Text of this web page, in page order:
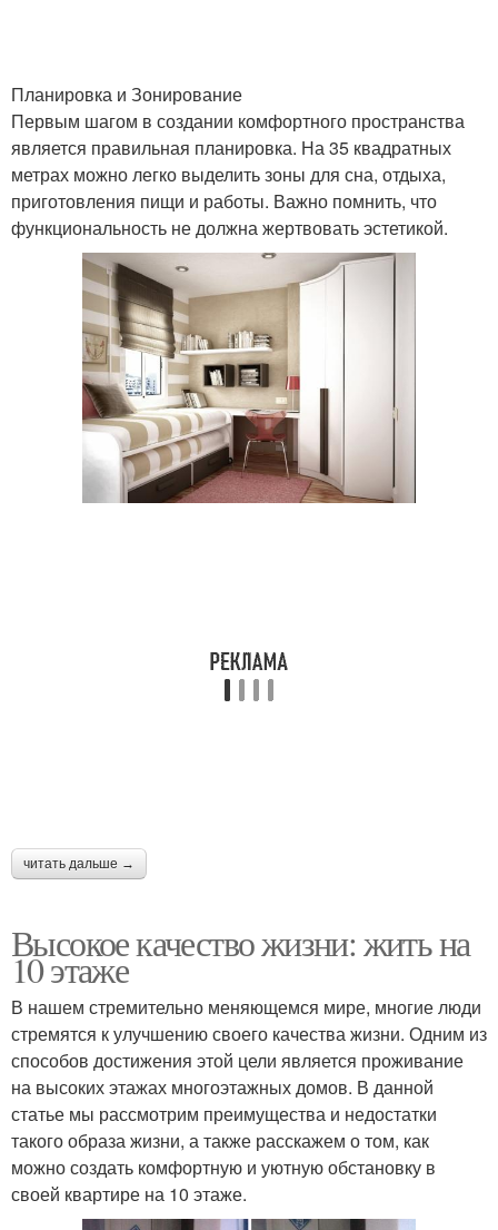
Планировка и Зонирование
Первым шагом в создании комфортного пространства
является правильная планировка. На 35 квадратных
метрах можно легко выделить зоны для сна, отдыха,
приготовления пищи и работы. Важно помнить, что
функциональность не должна жертвовать эстетикой.
читать дальше →
Высокое качество жизни: жить на
10 этаже
В нашем стремительно меняющемся мире, многие люди
стремятся к улучшению своего качества жизни. Одним из
способов достижения этой цели является проживание
на высоких этажах многоэтажных домов. В данной
статье мы рассмотрим преимущества и недостатки
такого образа жизни, а также расскажем о том, как
можно создать комфортную и уютную обстановку в
своей квартире на 10 этаже.